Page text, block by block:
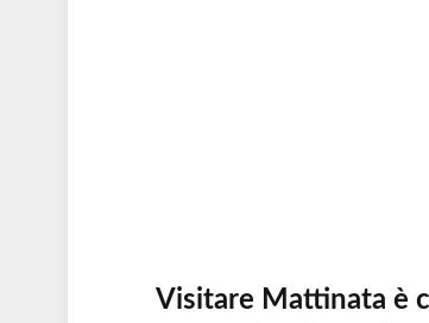
Visitare Mattinata è